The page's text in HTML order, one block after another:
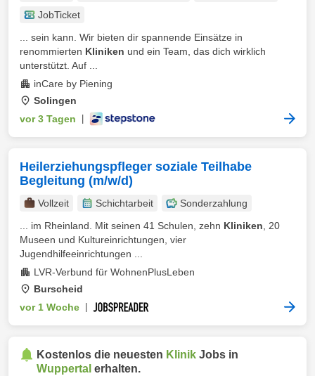
JobTicket
... sein kann. Wir bieten dir spannende Einsätze in
renommierten Kliniken und ein Team, das dich wirklich
unterstützt. Auf ...
inCare by Piening
Solingen
vor 3 Tagen
Heilerziehungspfleger soziale Teilhabe
Begleitung (m/w/d)
Vollzeit Schichtarbeit
Sonderzahlung
... im Rheinland. Mit seinen 41 Schulen, zehn Kliniken , 20
Museen und Kultureinrichtungen, vier
Jugendhilfeeinrichtungen ...
LVR-Verbund für WohnenPlusLeben
Burscheid
vor 1 Woche
Kostenlos die neuesten Klinik Jobs in
Wuppertal erhalten.